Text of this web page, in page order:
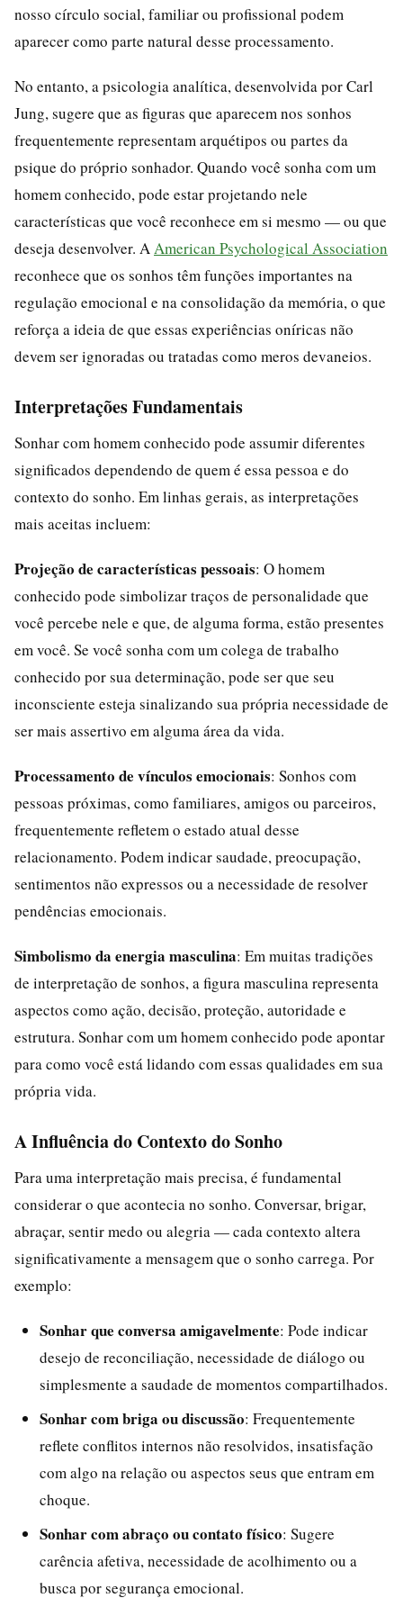
nosso círculo social, familiar ou profissional podem
aparecer como parte natural desse processamento.
No entanto, a psicologia analítica, desenvolvida por Carl
Jung, sugere que as figuras que aparecem nos sonhos
frequentemente representam arquétipos ou partes da
psique do próprio sonhador. Quando você sonha com um
homem conhecido, pode estar projetando nele
características que você reconhece em si mesmo — ou que
deseja desenvolver. A American Psychological Association
reconhece que os sonhos têm funções importantes na
regulação emocional e na consolidação da memória, o que
reforça a ideia de que essas experiências oníricas não
devem ser ignoradas ou tratadas como meros devaneios.
Interpretações Fundamentais
Sonhar com homem conhecido pode assumir diferentes
significados dependendo de quem é essa pessoa e do
contexto do sonho. Em linhas gerais, as interpretações
mais aceitas incluem:
Projeção de características pessoais: O homem
conhecido pode simbolizar traços de personalidade que
você percebe nele e que, de alguma forma, estão presentes
em você. Se você sonha com um colega de trabalho
conhecido por sua determinação, pode ser que seu
inconsciente esteja sinalizando sua própria necessidade de
ser mais assertivo em alguma área da vida.
Processamento de vínculos emocionais: Sonhos com
pessoas próximas, como familiares, amigos ou parceiros,
frequentemente refletem o estado atual desse
relacionamento. Podem indicar saudade, preocupação,
sentimentos não expressos ou a necessidade de resolver
pendências emocionais.
Simbolismo da energia masculina: Em muitas tradições
de interpretação de sonhos, a figura masculina representa
aspectos como ação, decisão, proteção, autoridade e
estrutura. Sonhar com um homem conhecido pode apontar
para como você está lidando com essas qualidades em sua
própria vida.
A Influência do Contexto do Sonho
Para uma interpretação mais precisa, é fundamental
considerar o que acontecia no sonho. Conversar, brigar,
abraçar, sentir medo ou alegria — cada contexto altera
significativamente a mensagem que o sonho carrega. Por
exemplo:
Sonhar que conversa amigavelmente: Pode indicar
desejo de reconciliação, necessidade de diálogo ou
simplesmente a saudade de momentos compartilhados.
Sonhar com briga ou discussão: Frequentemente
reflete conflitos internos não resolvidos, insatisfação
com algo na relação ou aspectos seus que entram em
choque.
Sonhar com abraço ou contato físico: Sugere
carência afetiva, necessidade de acolhimento ou a
busca por segurança emocional.